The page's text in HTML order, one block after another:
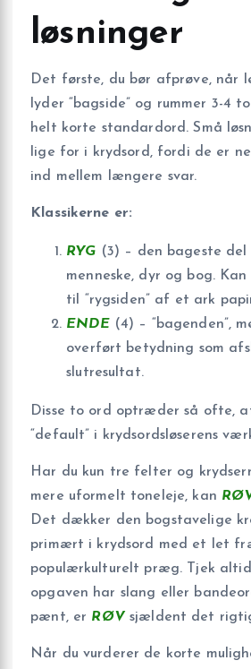
løsninger
Det første, du bør afprøve, når
lyder “bagside” og rummer 3-4
helt korte standardord. Små
lige for i krydsord, fordi de er
ind mellem længere svar.
Klassikerne er:
RYG (3) – den bageste
menneske, dyr og bog. Kan
til “rygsiden” af et ark
ENDE(4) – “bagenden”,
overført betydning som
slutresultat.
Disse to ord optræder så ofte,
“default” i krydsordsløserens
Har du kun tre felter og
mere uformelt toneleje, kan
Det dækker den bogstavelige
primært i krydsord med et let
populærkulturelt præg. Tjek
opgaven har slang eller
pænt, er RØVsjældent det
Når du vurderer de korte